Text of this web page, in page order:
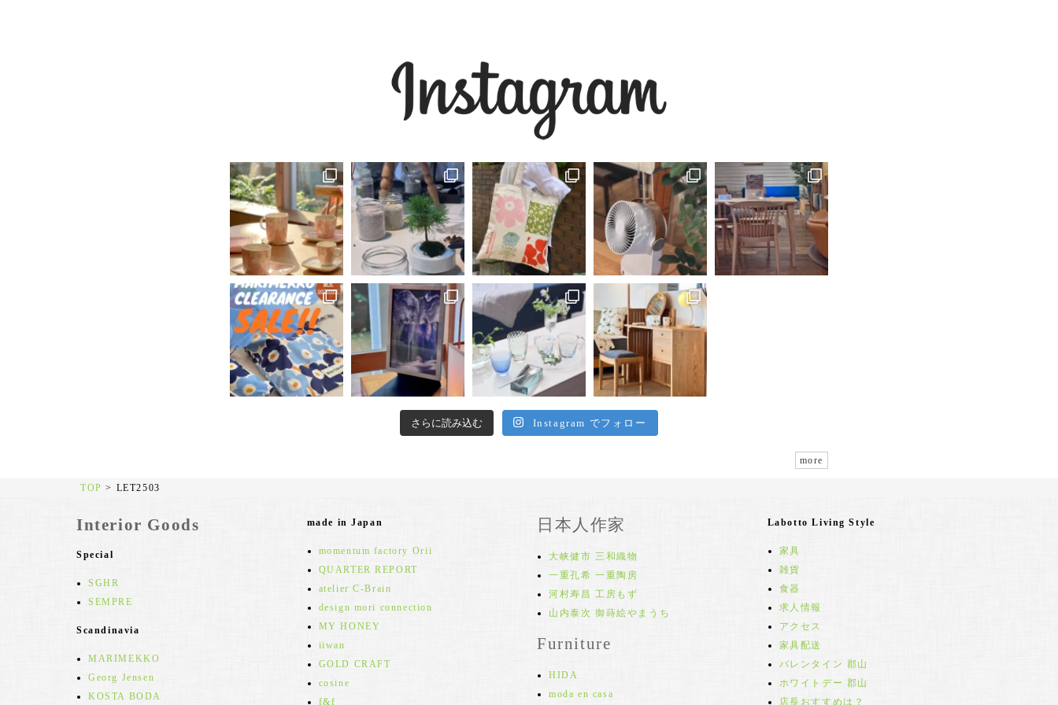
さらに読み込む Instagram でフォロー
more
TOP > LET2503
Interior Goods
Special
SGHR
SEMPRE
Scandinavia
MARIMEKKO
Georg Jensen
KOSTA BODA
made in Japan
momentum factory Orii
QUARTER REPORT
atelier C-Brain
design mori connection
MY HONEY
iiwan
GOLD CRAFT
cosine
f&f
日本人作家
大峡健市 三和織物
一重孔希 一重陶房
河村寿昌 工房もず
山内泰次 御蒔絵やまうち
Furniture
HIDA
moda en casa
Labotto Living Style
家具
雑貨
食器
求人情報
アクセス
家具配送
バレンタイン 郡山
ホワイトデー 郡山
店長おすすめは？